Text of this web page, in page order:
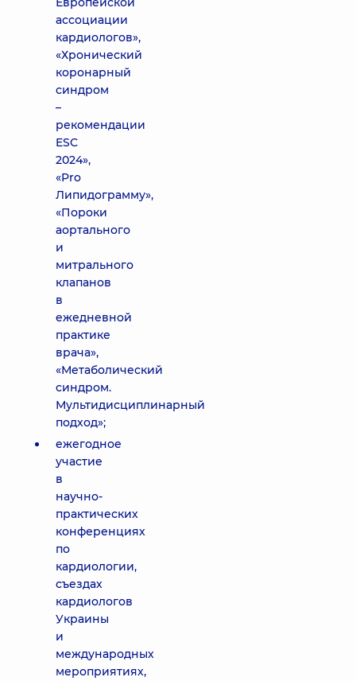
ассоциации
кардиологов»,
«Хронический
коронарный
синдром
–
рекомендации
ESC
2024»,
«Pro
Липидограмму»,
«Пороки
аортального
и
митрального
клапанов
в
ежедневной
практике
врача»,
«Метаболический
синдром.
Мультидисциплинарный
подход»;
ежегодное
участие
в
научно-
практических
конференциях
по
кардиологии,
съездах
кардиологов
Украины
и
международных
мероприятиях,